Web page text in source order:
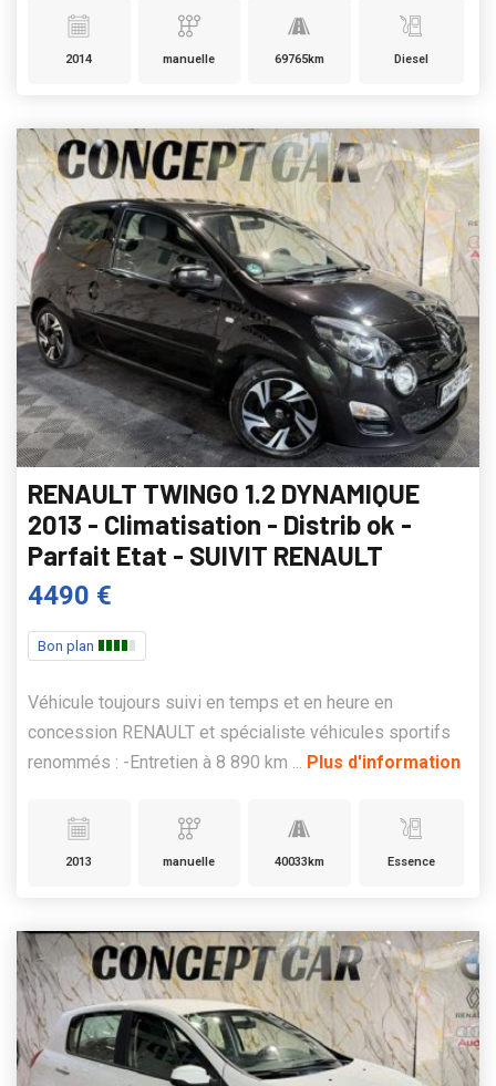
2014 manuelle 69765km Diesel
RENAULT TWINGO 1.2 DYNAMIQUE
2013 - Climatisation - Distrib ok -
Parfait Etat - SUIVIT RENAULT
4490 €
Bon plan
Véhicule toujours suivi en temps et en heure en
concession RENAULT et spécialiste véhicules sportifs
renommés : -Entretien à 8 890 km ... Plus d'information
2013 manuelle 40033km Essence